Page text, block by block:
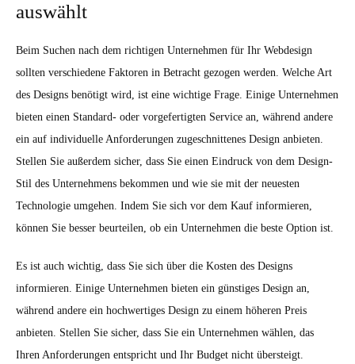
auswählt
Beim Suchen nach dem richtigen Unternehmen für Ihr Webdesign
sollten verschiedene Faktoren in Betracht gezogen werden. Welche Art
des Designs benötigt wird, ist eine wichtige Frage. Einige Unternehmen
bieten einen Standard- oder vorgefertigten Service an, während andere
ein auf individuelle Anforderungen zugeschnittenes Design anbieten.
Stellen Sie außerdem sicher, dass Sie einen Eindruck von dem Design-
Stil des Unternehmens bekommen und wie sie mit der neuesten
Technologie umgehen. Indem Sie sich vor dem Kauf informieren,
können Sie besser beurteilen, ob ein Unternehmen die beste Option ist.
Es ist auch wichtig, dass Sie sich über die Kosten des Designs
informieren. Einige Unternehmen bieten ein günstiges Design an,
während andere ein hochwertiges Design zu einem höheren Preis
anbieten. Stellen Sie sicher, dass Sie ein Unternehmen wählen, das
Ihren Anforderungen entspricht und Ihr Budget nicht übersteigt.